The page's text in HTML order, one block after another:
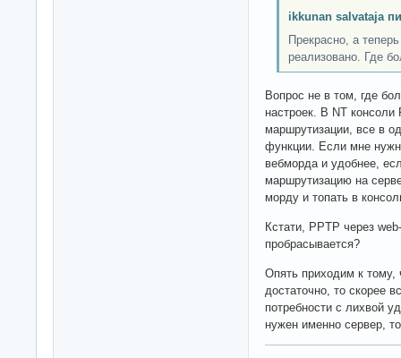
ikkunan salvataja
Прекрасно, а
реализовано. Где
Вопрос не в том, где
настроек. В NT консоли
маршрутизации, все в
функции. Если мне
вебморда и удобнее,
маршрутизацию на
морду и топать в
Кстати, PPTP через
пробрасывается?
Опять приходим к
достаточно, то скорее
потребности с лихвой
нужен именно сервер,